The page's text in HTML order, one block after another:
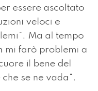
essere ascoltato
veloci e
Ma al tempo
mi farò problemi a
il bene del
se ne vada".